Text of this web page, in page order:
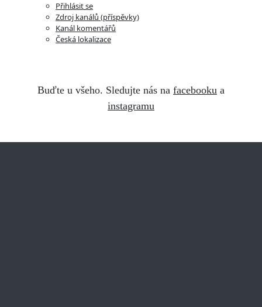
Přihlásit se
Zdroj kanálů (příspěvky)
Kanál komentářů
Česká lokalizace
Buďte u všeho. Sledujte nás na facebooku a
instagramu